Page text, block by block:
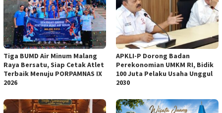
Tiga BUMD Air Minum Malang
Raya Bersatu, Siap Cetak Atlet
Terbaik Menuju PORPAMNAS IX
2026
APKLI-P Dorong Badan
Perekonomian UMKM RI, Bidik
100 Juta Pelaku Usaha Unggul
2030